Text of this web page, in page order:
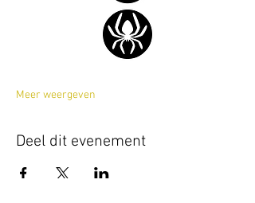
Meer weergeven
Deel dit evenement